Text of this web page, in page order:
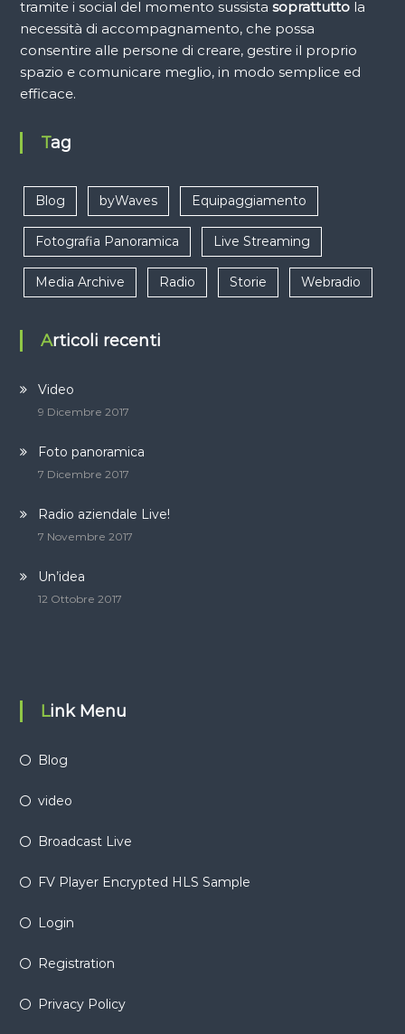
tramite i social del momento sussista soprattuttola
necessità di accompagnamento, che possa
consentire alle persone di creare, gestire il proprio
spazio e comunicare meglio, in modo semplice ed
efficace.
Tag
Blog byWaves Equipaggiamento
Fotografia Panoramica Live Streaming
Media Archive Radio Storie Webradio
Articoli recenti
Video
9 Dicembre 2017
Foto panoramica
7 Dicembre 2017
Radio aziendale Live!
7 Novembre 2017
Un’idea
12 Ottobre 2017
Link Menu
Blog
video
Broadcast Live
FV Player Encrypted HLS Sample
Login
Registration
Privacy Policy